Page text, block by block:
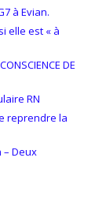
à Evian.
elle est « à
DE
RN
reprendre la
– Deux